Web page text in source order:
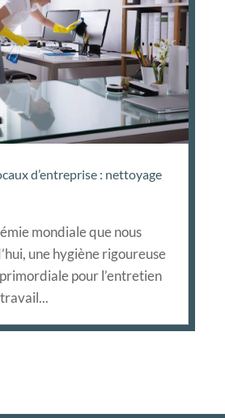
d’entreprise : nettoyage
mondiale que nous
une hygiène rigoureuse
pour l’entretien